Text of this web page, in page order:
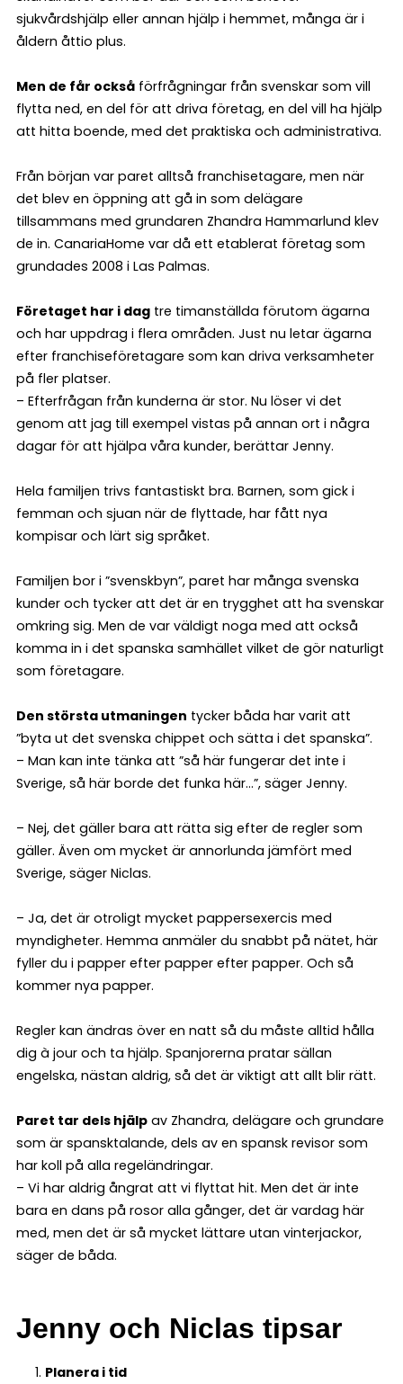
sjukvårdshjälp eller annan hjälp i hemmet, många är i
åldern åttio plus.
Men de får också förfrågningar från svenskar som vill
flytta ned, en del för att driva företag, en del vill ha hjälp
att hitta boende, med det praktiska och administrativa.
Från början var paret alltså franchisetagare, men när
det blev en öppning att gå in som delägare
tillsammans med grundaren Zhandra Hammarlund klev
de in. CanariaHome var då ett etablerat företag som
grundades 2008 i Las Palmas.
Företaget har i dag tre timanställda förutom ägarna
och har uppdrag i flera områden. Just nu letar ägarna
efter franchiseföretagare som kan driva verksamheter
på fler platser.
– Efterfrågan från kunderna är stor. Nu löser vi det
genom att jag till exempel vistas på annan ort i några
dagar för att hjälpa våra kunder, berättar Jenny.
Hela familjen trivs fantastiskt bra. Barnen, som gick i
femman och sjuan när de flyttade, har fått nya
kompisar och lärt sig språket.
Familjen bor i ”svenskbyn”, paret har många svenska
kunder och tycker att det är en trygghet att ha svenskar
omkring sig. Men de var väldigt noga med att också
komma in i det spanska samhället vilket de gör naturligt
som företagare.
Den största utmaningen tycker båda har varit att
”byta ut det svenska chippet och sätta i det spanska”.
– Man kan inte tänka att ”så här fungerar det inte i
Sverige, så här borde det funka här…”, säger Jenny.
– Nej, det gäller bara att rätta sig efter de regler som
gäller. Även om mycket är annorlunda jämfört med
Sverige, säger Niclas.
– Ja, det är otroligt mycket pappersexercis med
myndigheter. Hemma anmäler du snabbt på nätet, här
fyller du i papper efter papper efter papper. Och så
kommer nya papper.
Regler kan ändras över en natt så du måste alltid hålla
dig à jour och ta hjälp. Spanjorerna pratar sällan
engelska, nästan aldrig, så det är viktigt att allt blir rätt.
Paret tar dels hjälp av Zhandra, delägare och grundare
som är spansktalande, dels av en spansk revisor som
har koll på alla regeländringar.
– Vi har aldrig ångrat att vi flyttat hit. Men det är inte
bara en dans på rosor alla gånger, det är vardag här
med, men det är så mycket lättare utan vinterjackor,
säger de båda.
Jenny och Niclas tipsar
Planera i tid